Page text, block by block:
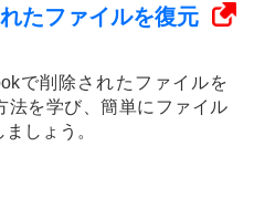
たファイルを復元
で削除されたファイルを
法を学び、簡単にファイル
しょう。